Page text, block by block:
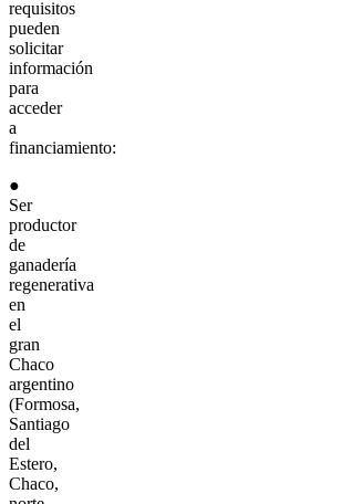
requisitos
pueden
solicitar
información
para
acceder
a
financiamiento:
●
Ser
productor
de
ganadería
regenerativa
en
el
gran
Chaco
argentino
(Formosa,
Santiago
del
Estero,
Chaco,